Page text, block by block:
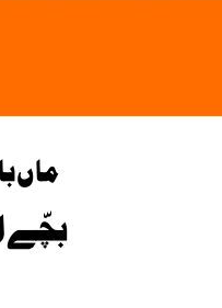
ماں
بچّے